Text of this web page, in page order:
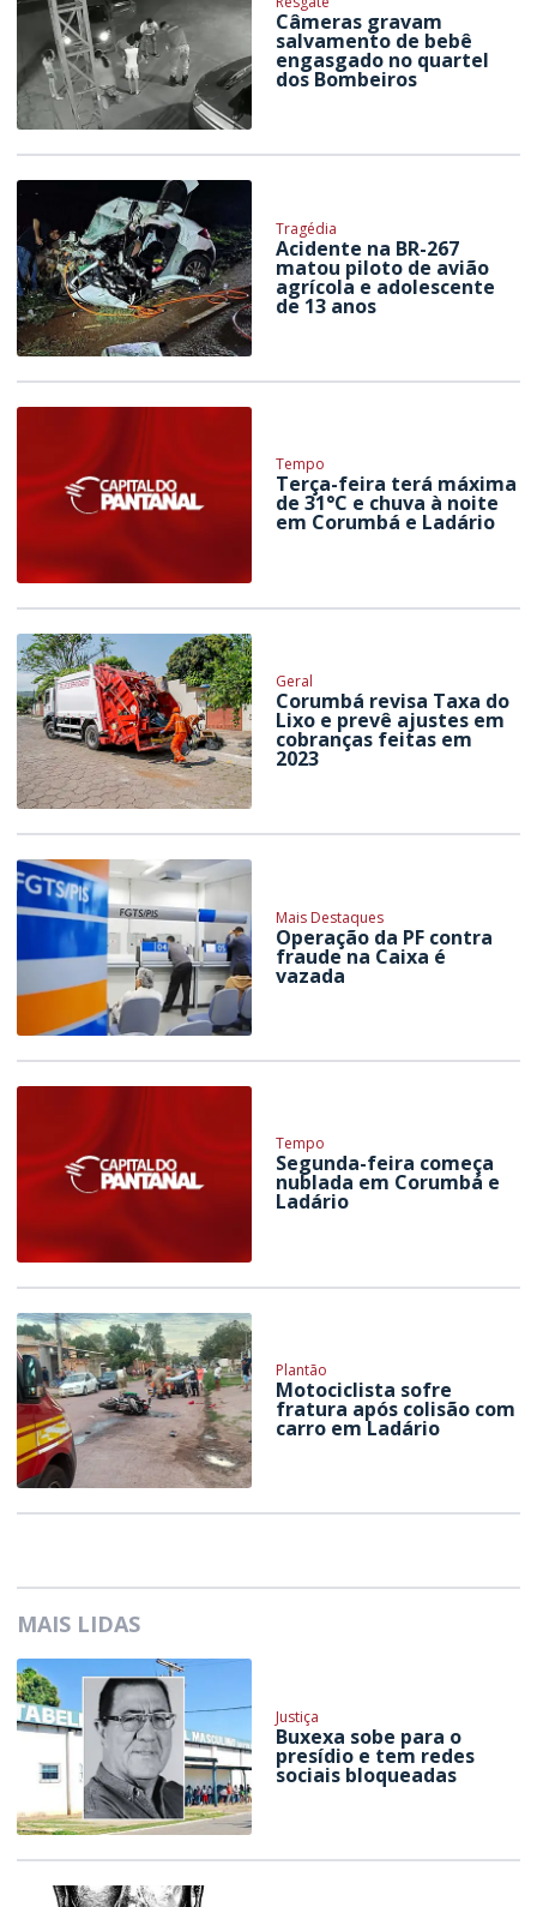
Câmeras gravam
salvamento de bebê
engasgado no quartel
dos Bombeiros
Tragédia
Acidente na BR-267
matou piloto de avião
agrícola e adolescente
de 13 anos
Tempo
Terça-feira terá máxima
de 31°C e chuva à noite
em Corumbá e Ladário
Geral
Corumbá revisa Taxa do
Lixo e prevê ajustes em
cobranças feitas em
2023
Mais Destaques
Operação da PF contra
fraude na Caixa é
vazada
Tempo
Segunda-feira começa
nublada em Corumbá e
Ladário
Plantão
Motociclista sofre
fratura após colisão com
carro em Ladário
MAIS LIDAS
Justiça
Buxexa sobe para o
presídio e tem redes
sociais bloqueadas